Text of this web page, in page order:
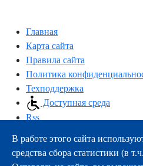
Главная
Карта сайта
Правила сайта
Политика
Техподдержка
Доступная среда
Rss
163000, г.Архангельск, пр-т
тел.:+7 (8182) 21-11-63
В работе этого сайта
средства сбора статистики (в